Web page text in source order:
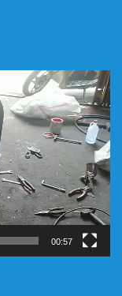
00:57